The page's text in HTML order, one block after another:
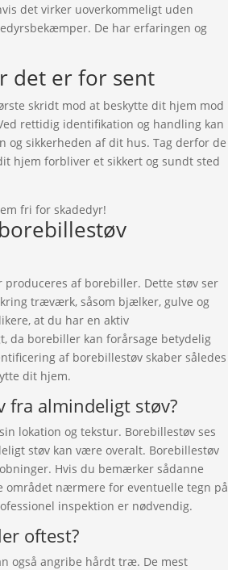
det virker uoverkommeligt uden
De har erfaringen og
det er for sent
skridt mod at beskytte dit hjem mod
rettidig identifikation og handling kan
sikkerheden af dit hus. Tag derfor de
hjem forbliver et sikkert og sundt sted
fri for skadedyr!
af borebiller. Dette støv ser
træværk, såsom bjælker, gulve og
at du har en aktiv
da borebiller kan forårsage betydelig
af borebillestøv skaber således
dit hjem.
fra almindeligt støv?
lokation og tekstur. Borebillestøv ses
støv kan være overalt. Borebillestøv
Hvis du bemærker sådanne
området nærmere for eventuelle tegn på
inspektion er nødvendig.
oftest?
også angribe hårdt træ. De mest